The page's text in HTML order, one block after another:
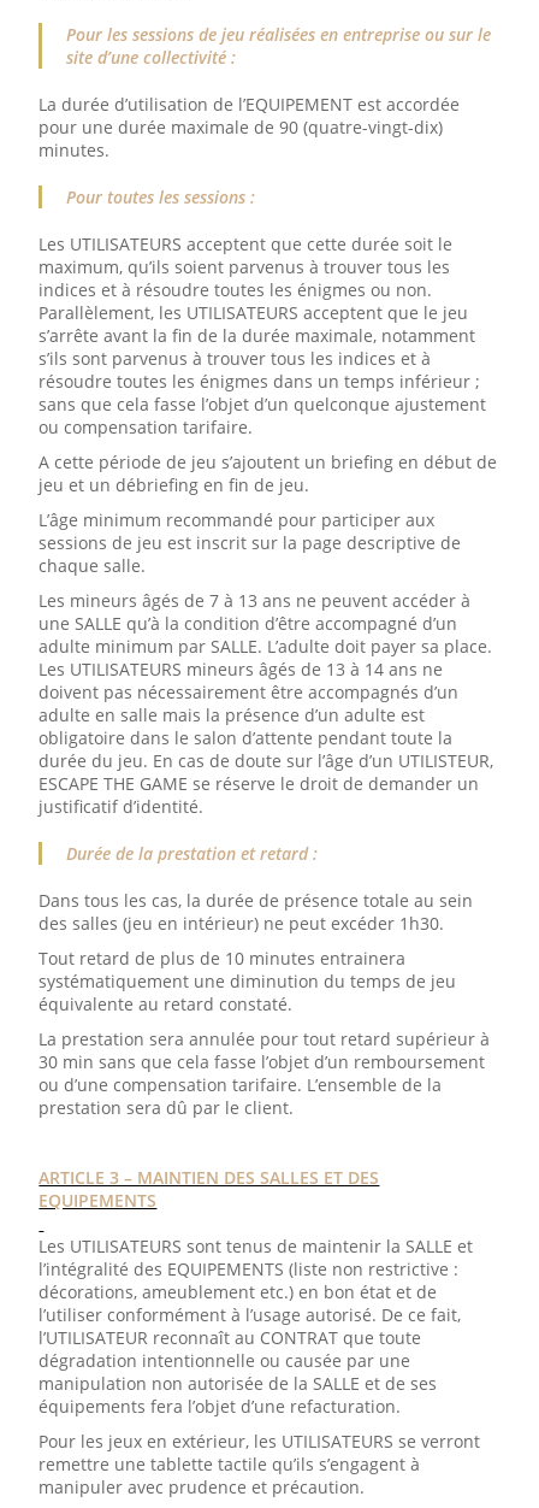
Pour les sessions de jeu réalisées en entreprise ou sur le
site d’une collectivité :
La durée d’utilisation de l’EQUIPEMENT est accordée
pour une durée maximale de 90 (quatre-vingt-dix)
minutes.
Pour toutes les sessions :
Les UTILISATEURS acceptent que cette durée soit le
maximum, qu’ils soient parvenus à trouver tous les
indices et à résoudre toutes les énigmes ou non.
Parallèlement, les UTILISATEURS acceptent que le jeu
s’arrête avant la fin de la durée maximale, notamment
s’ils sont parvenus à trouver tous les indices et à
résoudre toutes les énigmes dans un temps inférieur ;
sans que cela fasse l’objet d’un quelconque ajustement
ou compensation tarifaire.
A cette période de jeu s’ajoutent un briefing en début de
jeu et un débriefing en fin de jeu.
L’âge minimum recommandé pour participer aux
sessions de jeu est inscrit sur la page descriptive de
chaque salle.
Les mineurs âgés de 7 à 13 ans ne peuvent accéder à
une SALLE qu’à la condition d’être accompagné d’un
adulte minimum par SALLE. L’adulte doit payer sa place.
Les UTILISATEURS mineurs âgés de 13 à 14 ans ne
doivent pas nécessairement être accompagnés d’un
adulte en salle mais la présence d’un adulte est
obligatoire dans le salon d’attente pendant toute la
durée du jeu. En cas de doute sur l’âge d’un UTILISTEUR,
ESCAPE THE GAME se réserve le droit de demander un
justificatif d’identité.
Durée de la prestation et retard :
Dans tous les cas, la durée de présence totale au sein
des salles (jeu en intérieur) ne peut excéder 1h30.
Tout retard de plus de 10 minutes entrainera
systématiquement une diminution du temps de jeu
équivalente au retard constaté.
La prestation sera annulée pour tout retard supérieur à
30 min sans que cela fasse l’objet d’un remboursement
ou d’une compensation tarifaire. L’ensemble de la
prestation sera dû par le client.
ARTICLE 3 – MAINTIEN DES SALLES ET DES
EQUIPEMENTS
Les UTILISATEURS sont tenus de maintenir la SALLE et
l’intégralité des EQUIPEMENTS (liste non restrictive :
décorations, ameublement etc.) en bon état et de
l’utiliser conformément à l’usage autorisé. De ce fait,
l’UTILISATEUR reconnaît au CONTRAT que toute
dégradation intentionnelle ou causée par une
manipulation non autorisée de la SALLE et de ses
équipements fera l’objet d’une refacturation.
Pour les jeux en extérieur, les UTILISATEURS se verront
remettre une tablette tactile qu’ils s’engagent à
manipuler avec prudence et précaution.